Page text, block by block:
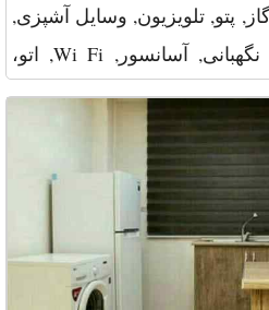
پتو, تلویزیون, وسایل آشپزی,
یخچال و برخی امکانات نگهبانی, آسانسور, Wi Fi, اتو،